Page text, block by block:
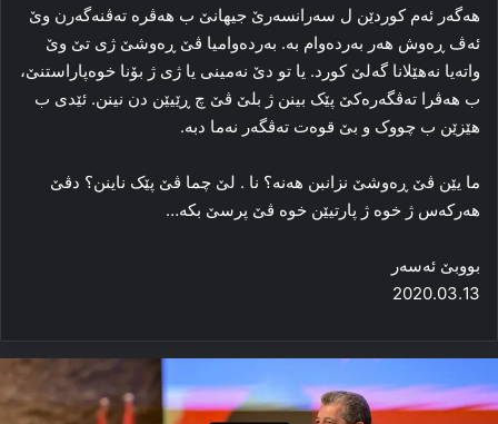
هه‌گه‌ر ئه‌م کوردێن ل سه‌رانسه‌رێ جیهانێ ب هه‌ڤره‌ ته‌ڤنه‌گه‌رن وێ
ئه‌ڤ ڕه‌وش هه‌ر به‌رده‌وام به‌. به‌رده‌وامیا ڤێ ڕه‌وشێ ژی تێ وێ
واته‌یا نەھێلانا گه‌لێ کورد. یا تو دێ نەمینی یا ژی ژ بۆنا خوه‌پاراستنێ،
ب هه‌ڤرا ته‌ڤگه‌ره‌کێ پێک بینن ژ بلێ ڤێ چ ڕێیێن دن نینن. ئێدی ب
هێزێن ب چووک و بێ قوه‌ت ته‌ڤگه‌ر نه‌ما دبه‌.
ما یێن ڤێ ڕه‌وشێ نزانبن هه‌نه‌؟ نا . لێ چما ڤێ پێک ناینن؟ دڤێ
هه‌رکه‌س ژ خوه‌ ژ پارتیێن خوه‌ ڤێ پرسێ بکە…
بووبێ ئه‌سه‌ر
2020.03.13